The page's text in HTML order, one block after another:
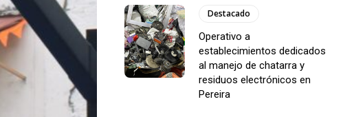
Destacado
Operativo a
establecimientos dedicados
al manejo de chatarra y
residuos electrónicos en
Pereira